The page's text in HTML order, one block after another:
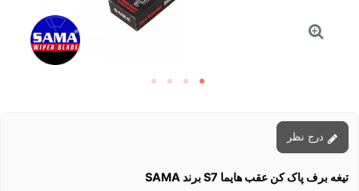
تیغه برف پاک کن عقب هایما S7 برند SAMA